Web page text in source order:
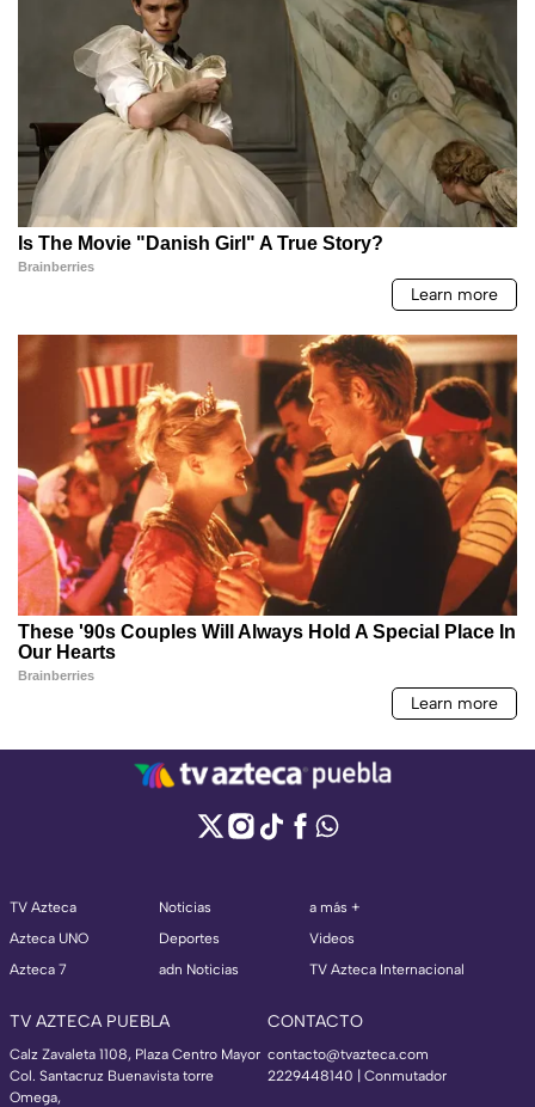
TV Azteca
Azteca UNO
Azteca 7
Noticias
Deportes
adn Noticias
a más +
Videos
TV Azteca Internacional
TV AZTECA PUEBLA
Calz Zavaleta 1108, Plaza Centro Mayor
Col. Santacruz Buenavista torre
Omega,
CONTACTO
contacto@tvazteca.com
2229448140 | Conmutador